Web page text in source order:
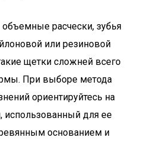
расчески, зубья
или резиновой
щетки сложней всего
При выборе метода
ориентируйтесь на
использованный для ее
основанием и